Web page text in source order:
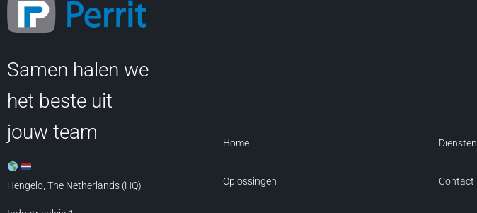
Samen halen we
het beste uit
jouw team
Hengelo, The Netherlands (HQ)
Home
Oplossingen
Diensten
Contact